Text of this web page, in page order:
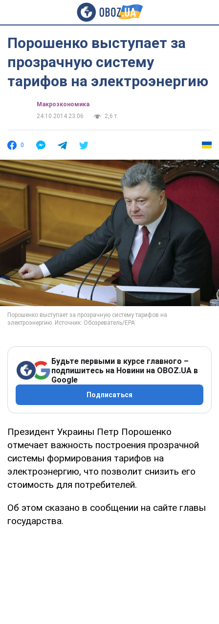
Порошенко выступает за
прозрачную систему
тарифов на электроэнергию
Mакроэкономика
24.10.2014 23:06
2,6 т.
0
Будьте первыми в курсе главного –
подпишитесь на Новини на OBOZ.UA в
Google
Подписаться
Президент Украины Петр Порошенко
отмечает важность построения прозрачной
системы формирования тарифов на
электроэнергию, что позволит снизить его
стоимость для потребителей.
Об этом сказано в сообщении на сайте главы
государства.